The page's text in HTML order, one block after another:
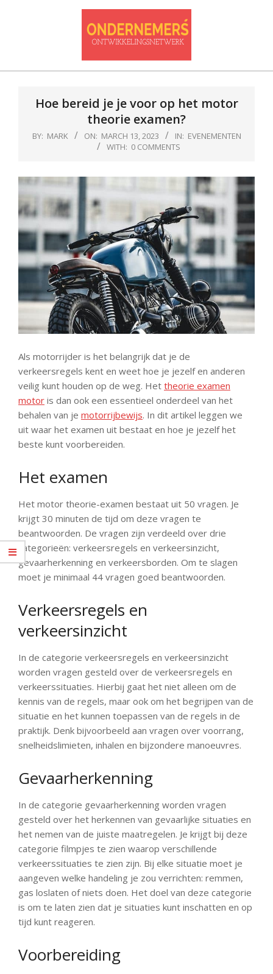
Hoe bereid je je voor op het motor
theorie examen?
BY: MARK ON: MARCH 13, 2023 IN: EVENEMENTEN
WITH: 0 COMMENTS
Als motorrijder is het belangrijk dat je de
verkeersregels kent en weet hoe je jezelf en anderen
veilig kunt houden op de weg. Het theorie examen
motor is dan ook een essentieel onderdeel van het
behalen van je motorrijbewijs. In dit artikel leggen we
uit waar het examen uit bestaat en hoe je jezelf het
beste kunt voorbereiden.
Het examen
Het motor theorie-examen bestaat uit 50 vragen. Je
krijgt 30 minuten de tijd om deze vragen te
beantwoorden. De vragen zijn verdeeld over drie
categorieën: verkeersregels en verkeersinzicht,
gevaarherkenning en verkeersborden. Om te slagen
moet je minimaal 44 vragen goed beantwoorden.
Verkeersregels en
verkeersinzicht
In de categorie verkeersregels en verkeersinzicht
worden vragen gesteld over de verkeersregels en
verkeerssituaties. Hierbij gaat het niet alleen om de
kennis van de regels, maar ook om het begrijpen van de
situatie en het kunnen toepassen van de regels in de
praktijk. Denk bijvoorbeeld aan vragen over voorrang,
snelheidslimieten, inhalen en bijzondere manoeuvres.
Gevaarherkenning
In de categorie gevaarherkenning worden vragen
gesteld over het herkennen van gevaarlijke situaties en
het nemen van de juiste maatregelen. Je krijgt bij deze
categorie filmpjes te zien waarop verschillende
verkeerssituaties te zien zijn. Bij elke situatie moet je
aangeven welke handeling je zou verrichten: remmen,
gas loslaten of niets doen. Het doel van deze categorie
is om te laten zien dat je situaties kunt inschatten en op
tijd kunt reageren.
Voorbereiding